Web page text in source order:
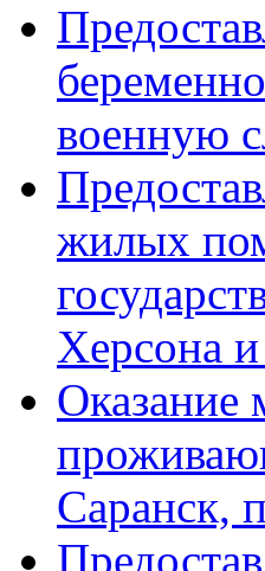
военную
жилых
Херсона
Оказание
Саранск,